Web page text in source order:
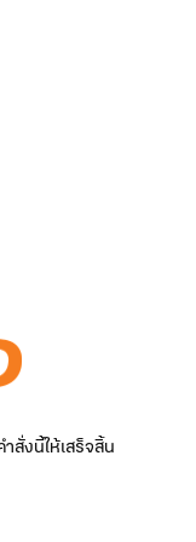
สั่งนี้ให้เสร็จสิ้น